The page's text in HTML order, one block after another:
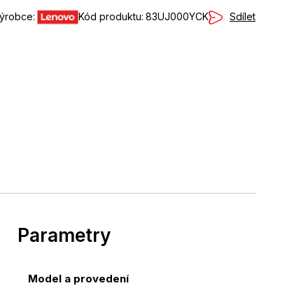
Kód produktu: 83UJ000YCK Sdílet
Parametry
Model a provedení